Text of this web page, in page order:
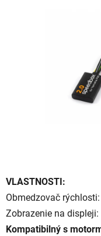
VLASTNOSTI:
Obmedzovač
Zobrazenie na
Kompatibilný s